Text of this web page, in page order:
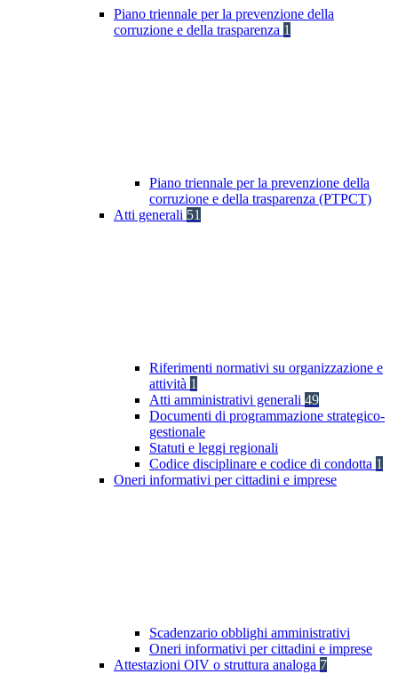
Piano triennale per la prevenzione della
corruzione e della trasparenza 1
Piano triennale per la prevenzione della
corruzione e della trasparenza (PTPCT)
Atti generali 51
Riferimenti normativi su organizzazione e
attività 1
Atti amministrativi generali 49
Documenti di programmazione strategico-
gestionale
Statuti e leggi regionali
Codice disciplinare e codice di condotta 1
Oneri informativi per cittadini e imprese
Scadenzario obblighi amministrativi
Oneri informativi per cittadini e imprese
Attestazioni OIV o struttura analoga 7